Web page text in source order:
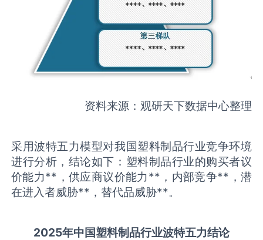
资料来源：观研天下数据中心整理
采用波特五力模型对我国塑料制品行业竞争环境
进行分析，结论如下：塑料制品行业的购买者议
价能力**，供应商议价能力**，内部竞争**，潜
在进入者威胁**，替代品威胁**。
2025年中国塑料制品行业波特五力结论